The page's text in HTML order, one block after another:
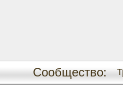
Сообщество: